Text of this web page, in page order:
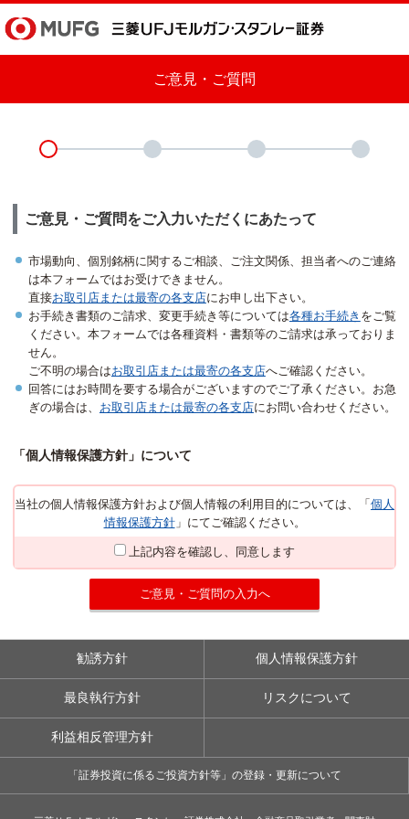
ご意見・ご質問
ご意見・ご質問をご入力いただくにあたって
市場動向、個別銘柄に関するご相談、ご注文関係、担当者へのご連絡
は本フォームではお受けできません。
直接お取引店または最寄の各支店にお申し出下さい。
お手続き書類のご請求、変更手続き等については各種お手続き をご覧
ください。本フォームでは各種資料・書類等のご請求は承っておりま
せん。
ご不明の場合はお取引店または最寄の各支店へご確認ください。
回答にはお時間を要する場合がございますのでご了承ください。お急
ぎの場合は、 お取引店または最寄の各支店にお問い合わせください。
「個人情報保護方針」について
当社の個人情報保護方針および個人情報の利用目的については、「個人
情報保護方針」にてご確認ください。
上記内容を確認し、同意します
ご意見・ご質問の入力へ
勧誘方針 個人情報保護方針
最良執行方針 リスクについて
「証券投資に係るご投資方針等」の登録・更新について
利益相反管理方針